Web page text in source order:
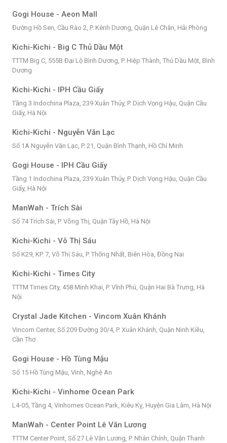
Gogi House - Aeon Mall
Đường Hồ Sen, Cầu Rào 2, P. Kênh Dương, Quận Lê Chân, Hải Phòng
Kichi-Kichi - Big C Thủ Dầu Một
TTTM Big C, 555B Đại Lộ Bình Dương, P. Hiệp Thành, Thủ Dầu Một, Bình
Dương
Kichi-Kichi - IPH Cầu Giấy
Tầng 3 Indochina Plaza, 239 Xuân Thủy, P. Dịch Vọng Hậu, Quận Cầu
Giấy, Hà Nội
Kichi-Kichi - Nguyễn Văn Lạc
Số 1A Nguyễn Văn Lạc, P. 21, Quận Bình Thạnh, Hồ Chí Minh
Gogi House - IPH Cầu Giấy
Tầng 1 Indochina Plaza, 239 Xuân Thủy, P. Dịch Vọng Hậu, Quận Cầu
Giấy, Hà Nội
ManWah - Trích Sài
Số 74 Trích Sài, P. Võng Thị, Quận Tây Hồ, Hà Nội
Kichi-Kichi - Võ Thị Sáu
Số K29, KP. 7, Võ Thị Sáu, P. Thống Nhất, Biên Hòa, Đồng Nai
Kichi-Kichi - Times City
TTTM Times City, 458 Minh Khai, P. Vĩnh Phú, Quận Hai Bà Trưng, Hà
Nội
Crystal Jade Kitchen - Vincom Xuân Khánh
Vincom Center, Số 209 Đường 30/4, P. Xuân Khánh, Quận Ninh Kiều,
Cần Thơ
Gogi House - Hồ Tùng Mậu
Số 15 Hồ Tùng Mậu, Vinh, Nghệ An
Kichi-Kichi - Vinhome Ocean Park
L4-05, Tầng 4, Vinhomes Ocean Park, Kiêu Kỵ, Huyện Gia Lâm, Hà Nội
ManWah - Center Point Lê Văn Lương
TTTM Center Point, Số 27 Lê Văn Lương, P. Nhân Chính, Quận Thanh